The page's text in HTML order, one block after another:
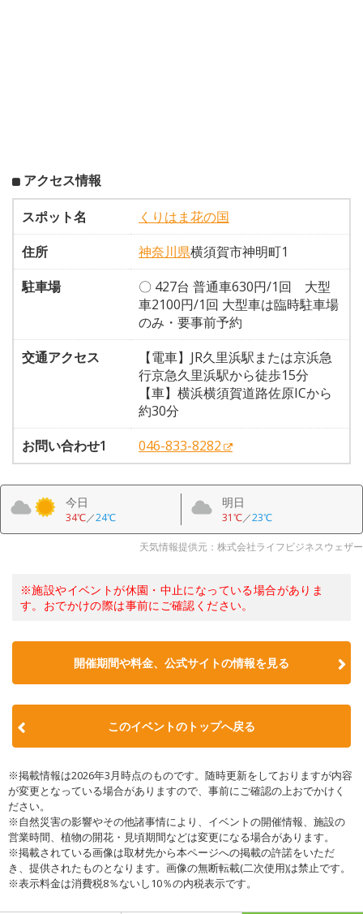
アクセス情報
スポット名
くりはま花の国
住所
神奈川県横須賀市神明町1
駐車場
〇 427台 普通車630円/1回 大型
車2100円/1回 大型車は臨時駐車場
のみ・要事前予約
交通アクセス
【電車】JR久里浜駅または京浜急
行京急久里浜駅から徒歩15分
【車】横浜横須賀道路佐原ICから
約30分
お問い合わせ1
046-833-8282
今日
34℃／24℃
明日
31℃／23℃
天気情報提供元：株式会社ライフビジネスウェザー
※施設やイベントが休園・中止になっている場合がありま
す。おでかけの際は事前にご確認ください。
開催期間や料金、公式サイトの情報を見る
このイベントのトップへ戻る
※掲載情報は2026年3月時点のものです。随時更新をしておりますが内容
が変更となっている場合がありますので、事前にご確認の上おでかけく
ださい。
※自然災害の影響やその他諸事情により、イベントの開催情報、施設の
営業時間、植物の開花・見頃期間などは変更になる場合があります。
※掲載されている画像は取材先から本ページへの掲載の許諾をいただ
き、提供されたものとなります。画像の無断転載(二次使用)は禁止です。
※表示料金は消費税8％ないし10％の内税表示です。